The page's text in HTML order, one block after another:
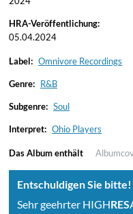
HRA-Veröffentlichung:
05.04.2024
Label: Omnivore Recordings
Genre: R&B
Subgenre: Soul
Interpret: Ohio Players
Das Album enthält
Entschuldigen Sie bitte!
Sehr geehrter HIGHRES